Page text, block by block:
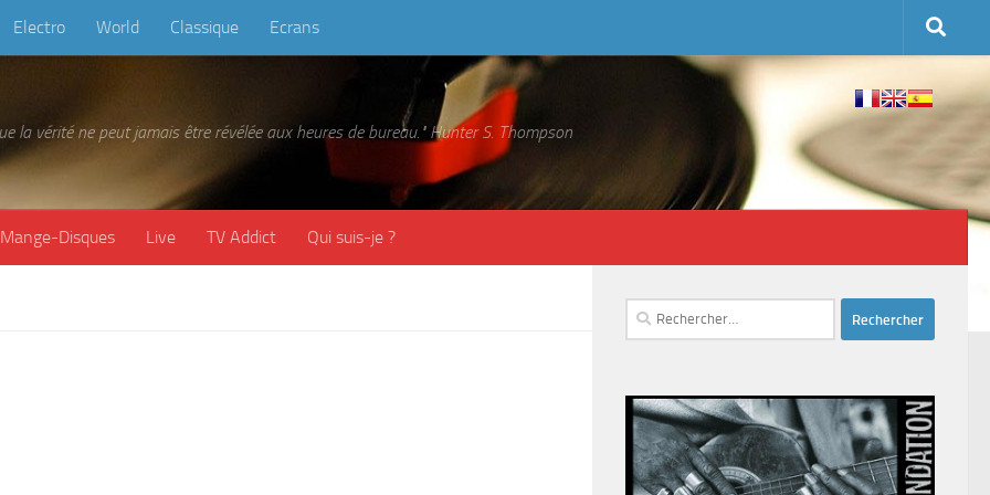
Electro World Classique Ecrans
la vérité ne peut jamais être révélée aux heures de bureau." Hunter S. Thompson
Mange-Disques Live TV Addict Qui suis-je ?
Rechercher :